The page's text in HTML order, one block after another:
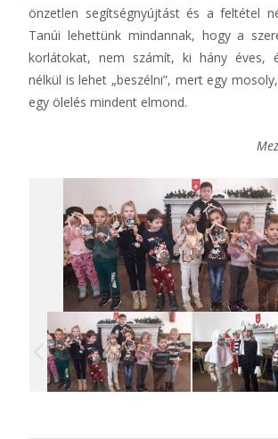
önzetlen segítségnyújtást és a feltétel
Tanúi lehettünk mindannak, hogy a
korlátokat, nem számít, ki hány éves,
nélkül is lehet „beszélni”, mert egy
egy ölelés mindent elmond.